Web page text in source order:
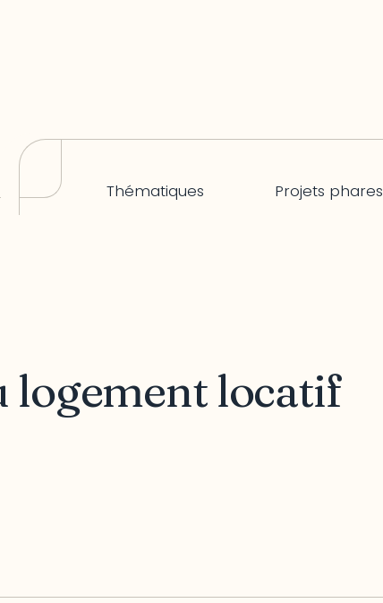
Thématiques Projets phares
logement locatif